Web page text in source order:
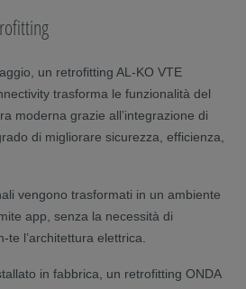
un retrofitting AL-KO VTE
trasforma le funzionalità del
moderna grazie all’integrazione di
di migliorare sicurezza, efficienza,
vengono trasformati in un ambiente
app, senza la necessità di
l’architettura elettrica.
in fabbrica, un retrofitting ONDA